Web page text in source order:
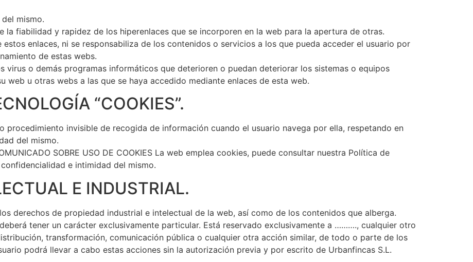
mismo.
la fiabilidad y rapidez de los hiperenlaces que se incorporen en la web para la apertura de otras.
enlaces, ni se responsabiliza de los contenidos o servicios a los que pueda acceder el usuario por
de estas webs.
virus o demás programas informáticos que deterioren o puedan deteriorar los sistemas o equipos
web u otras webs a las que se haya accedido mediante enlaces de esta web.
“COOKIES”.
procedimiento invisible de recogida de información cuando el usuario navega por ella, respetando en
del mismo.
SOBRE USO DE COOKIES La web emplea cookies, puede consultar nuestra Política de
e intimidad del mismo.
E INDUSTRIAL.
derechos de propiedad industrial e intelectual de la web, así como de los contenidos que alberga.
tener un carácter exclusivamente particular. Está reservado exclusivamente a ………., cualquier otro
transformación, comunicación pública o cualquier otra acción similar, de todo o parte de los
podrá llevar a cabo estas acciones sin la autorización previa y por escrito de Urbanfincas S.L.